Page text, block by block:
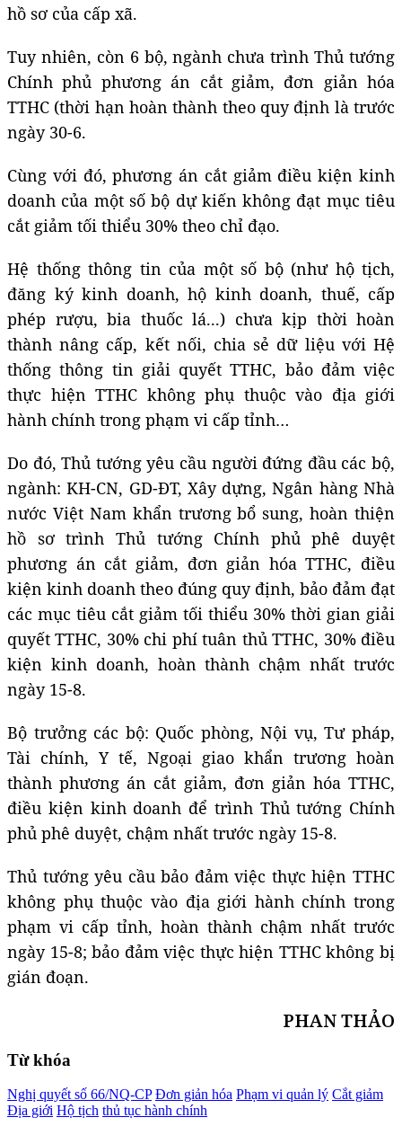
hồ sơ của cấp xã.
Tuy nhiên, còn 6 bộ, ngành chưa trình Thủ tướng
Chính phủ phương án cắt giảm, đơn giản hóa
TTHC (thời hạn hoàn thành theo quy định là trước
ngày 30-6.
Cùng với đó, phương án cắt giảm điều kiện kinh
doanh của một số bộ dự kiến không đạt mục tiêu
cắt giảm tối thiểu 30% theo chỉ đạo.
Hệ thống thông tin của một số bộ (như hộ tịch,
đăng ký kinh doanh, hộ kinh doanh, thuế, cấp
phép rượu, bia thuốc lá...) chưa kịp thời hoàn
thành nâng cấp, kết nối, chia sẻ dữ liệu với Hệ
thống thông tin giải quyết TTHC, bảo đảm việc
thực hiện TTHC không phụ thuộc vào địa giới
hành chính trong phạm vi cấp tỉnh…
Do đó, Thủ tướng yêu cầu người đứng đầu các bộ,
ngành: KH-CN, GD-ĐT, Xây dựng, Ngân hàng Nhà
nước Việt Nam khẩn trương bổ sung, hoàn thiện
hồ sơ trình Thủ tướng Chính phủ phê duyệt
phương án cắt giảm, đơn giản hóa TTHC, điều
kiện kinh doanh theo đúng quy định, bảo đảm đạt
các mục tiêu cắt giảm tối thiểu 30% thời gian giải
quyết TTHC, 30% chi phí tuân thủ TTHC, 30% điều
kiện kinh doanh, hoàn thành chậm nhất trước
ngày 15-8.
Bộ trưởng các bộ: Quốc phòng, Nội vụ, Tư pháp,
Tài chính, Y tế, Ngoại giao khẩn trương hoàn
thành phương án cắt giảm, đơn giản hóa TTHC,
điều kiện kinh doanh để trình Thủ tướng Chính
phủ phê duyệt, chậm nhất trước ngày 15-8.
Thủ tướng yêu cầu bảo đảm việc thực hiện TTHC
không phụ thuộc vào địa giới hành chính trong
phạm vi cấp tỉnh, hoàn thành chậm nhất trước
ngày 15-8; bảo đảm việc thực hiện TTHC không bị
gián đoạn.
PHAN THẢO
Từ khóa
Nghị quyết số 66/NQ-CP Đơn giản hóa Phạm vi quản lý Cắt giảm
Địa giới Hộ tịch thủ tục hành chính